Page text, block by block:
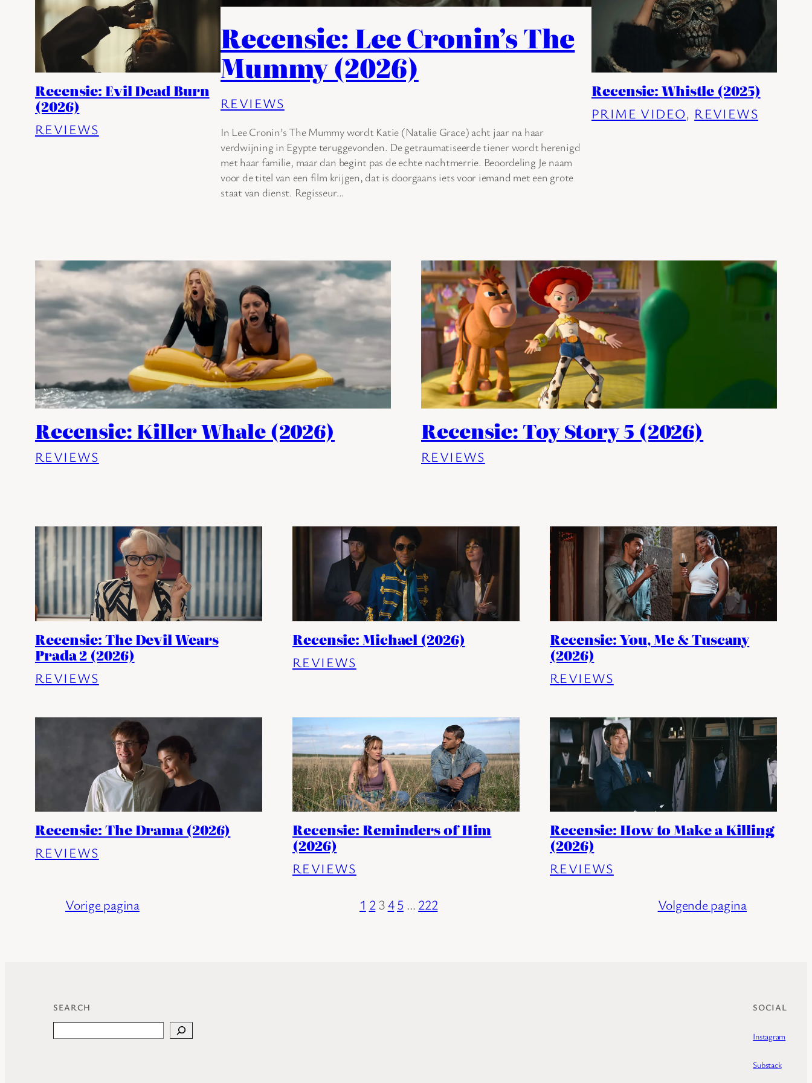
Recensie: Evil Dead Burn
(2026)
REVIEWS
Recensie: Lee Cronin’s The
Mummy (2026)
REVIEWS
In Lee Cronin’s The Mummy wordt Katie (Natalie Grace) acht jaar na haar
verdwijning in Egypte teruggevonden. De getraumatiseerde tiener wordt herenigd
met haar familie, maar dan begint pas de echte nachtmerrie. Beoordeling Je naam
voor de titel van een film krijgen, dat is doorgaans iets voor iemand met een grote
staat van dienst. Regisseur…
Recensie: Whistle (2025)
PRIME VIDEO, REVIEWS
Recensie: Killer Whale (2026)
REVIEWS
Recensie: Toy Story 5 (2026)
REVIEWS
Recensie: The Devil Wears
Prada 2 (2026)
REVIEWS
Recensie: Michael (2026)
REVIEWS
Recensie: You, Me & Tuscany
(2026)
REVIEWS
Recensie: The Drama (2026)
REVIEWS
Recensie: Reminders of Him
(2026)
REVIEWS
Recensie: How to Make a Killing
(2026)
REVIEWS
Vorige pagina 1 2345 … 222 Volgende pagina
SEARCH SOCIAL
Instagram
Substack